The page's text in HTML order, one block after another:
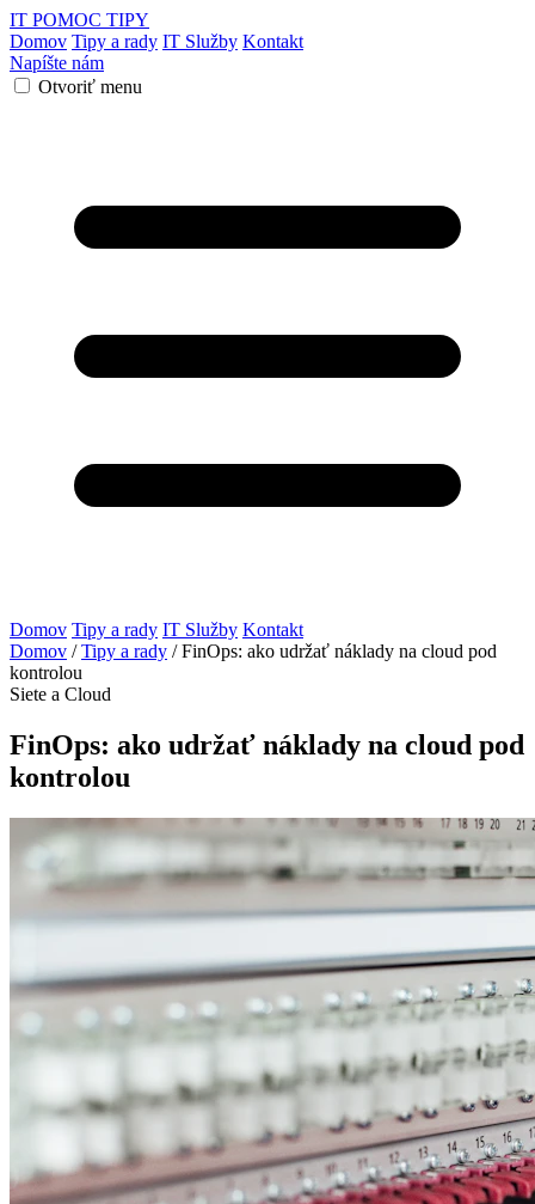
IT POMOC TIPY
Domov Tipy a rady IT Služby Kontakt
Napíšte nám
Otvoriť menu
Domov Tipy a rady IT Služby Kontakt
Domov / Tipy a rady / FinOps: ako udržať náklady na cloud pod
kontrolou
Siete a Cloud
FinOps: ako udržať náklady na cloud pod
kontrolou